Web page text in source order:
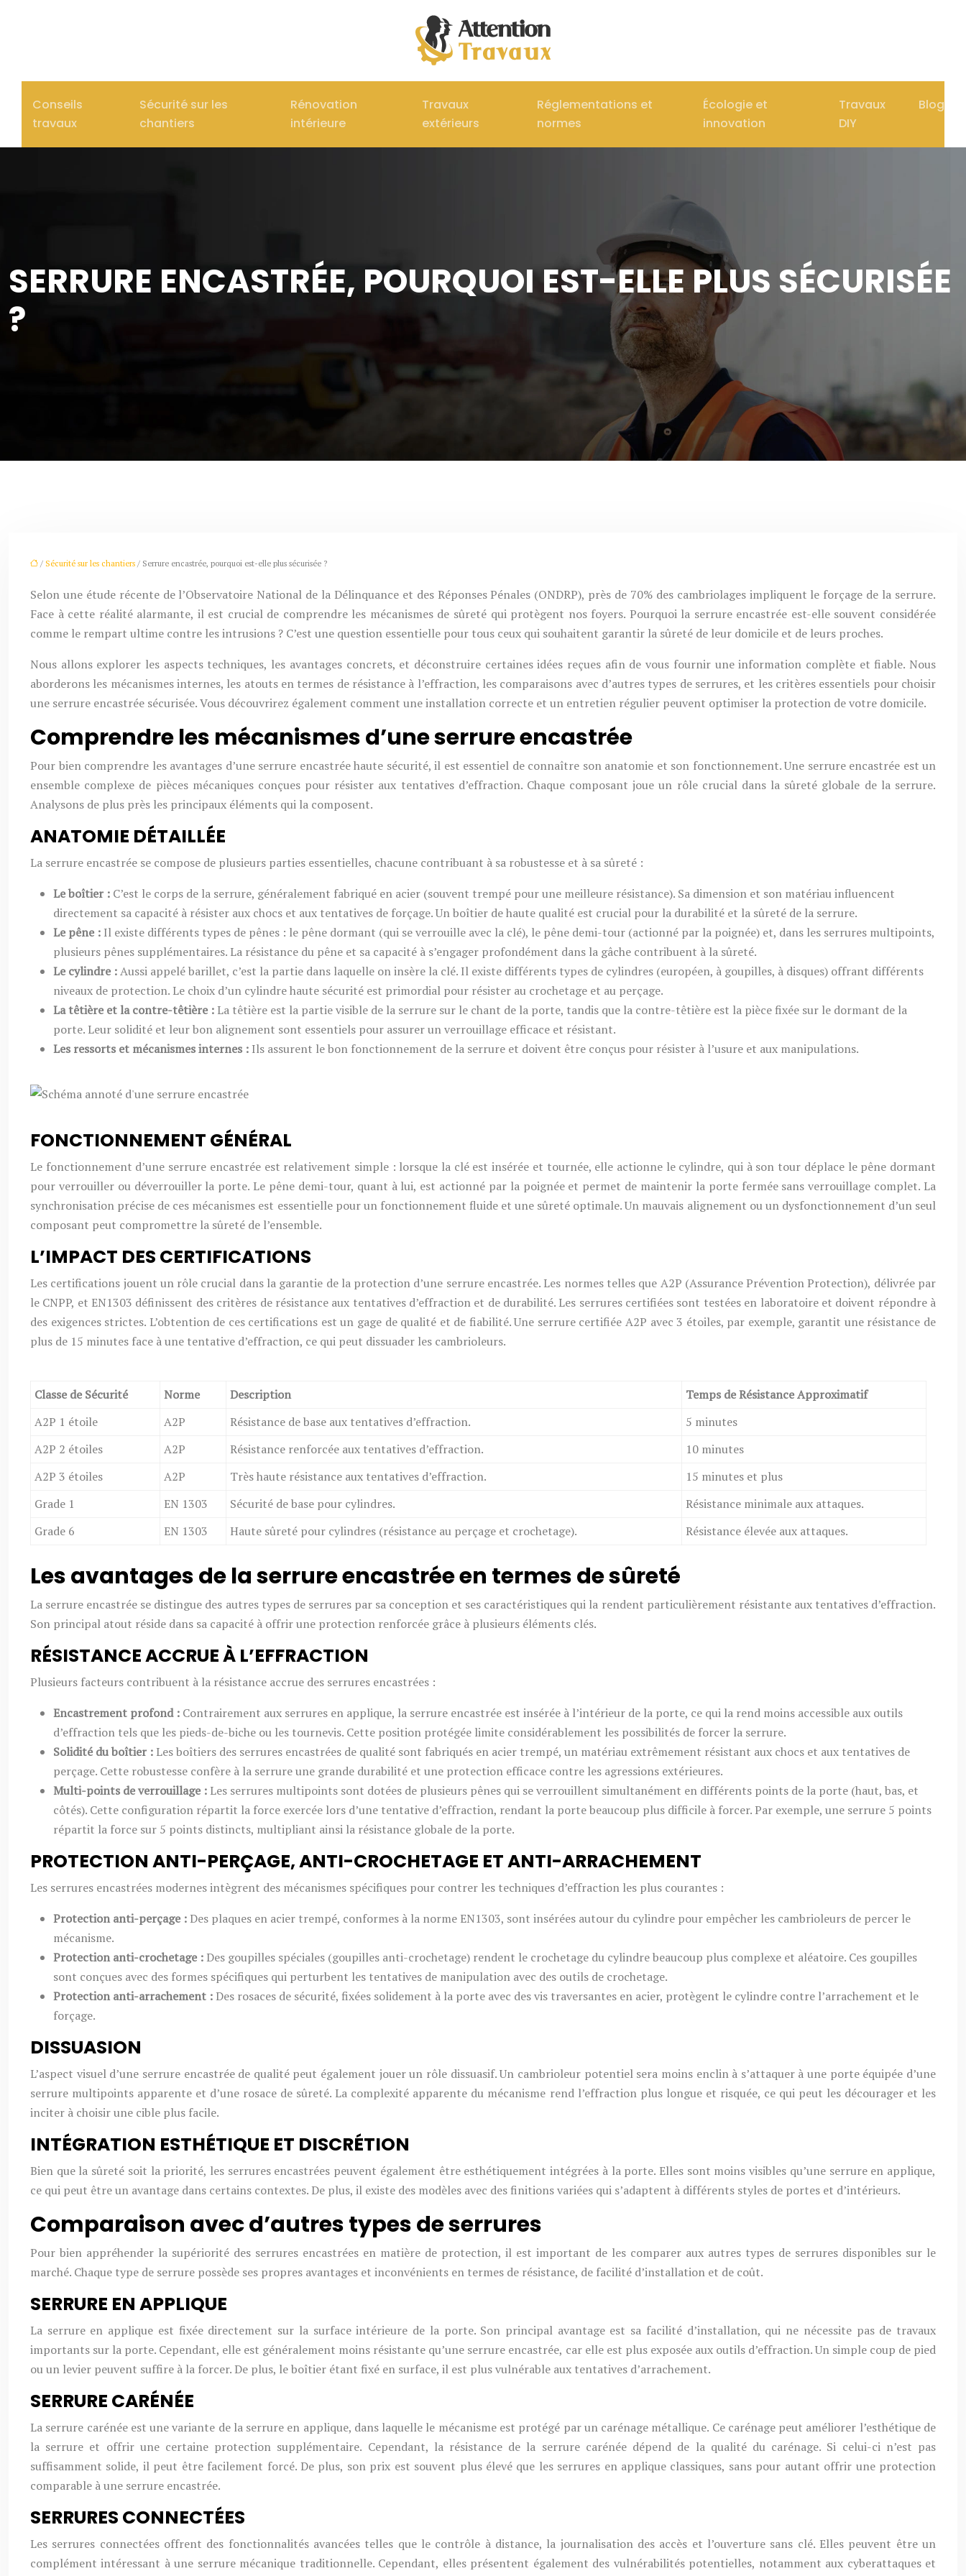
Conseils
travaux
Sécurité sur les
chantiers
Rénovation
intérieure
Travaux
extérieurs
Réglementations et
normes
Écologie et
innovation
Travaux
DIY
Blog
SERRURE ENCASTRÉE, POURQUOI EST-ELLE PLUS SÉCURISÉE
?
/ Sécurité sur les chantiers / Serrure encastrée, pourquoi est-elle plus sécurisée ?
Selon une étude récente de l’Observatoire National de la Délinquance et des Réponses Pénales (ONDRP), près de 70% des cambriolages impliquent le forçage de la serrure.
Face à cette réalité alarmante, il est crucial de comprendre les mécanismes de sûreté qui protègent nos foyers. Pourquoi la serrure encastrée est-elle souvent considérée
comme le rempart ultime contre les intrusions ? C’est une question essentielle pour tous ceux qui souhaitent garantir la sûreté de leur domicile et de leurs proches.
Nous allons explorer les aspects techniques, les avantages concrets, et déconstruire certaines idées reçues afin de vous fournir une information complète et fiable. Nous
aborderons les mécanismes internes, les atouts en termes de résistance à l’effraction, les comparaisons avec d’autres types de serrures, et les critères essentiels pour choisir
une serrure encastrée sécurisée. Vous découvrirez également comment une installation correcte et un entretien régulier peuvent optimiser la protection de votre domicile.
Comprendre les mécanismes d’une serrure encastrée
Pour bien comprendre les avantages d’une serrure encastrée haute sécurité, il est essentiel de connaître son anatomie et son fonctionnement. Une serrure encastrée est un
ensemble complexe de pièces mécaniques conçues pour résister aux tentatives d’effraction. Chaque composant joue un rôle crucial dans la sûreté globale de la serrure.
Analysons de plus près les principaux éléments qui la composent.
ANATOMIE DÉTAILLÉE
La serrure encastrée se compose de plusieurs parties essentielles, chacune contribuant à sa robustesse et à sa sûreté :
Le boîtier : C’est le corps de la serrure, généralement fabriqué en acier (souvent trempé pour une meilleure résistance). Sa dimension et son matériau influencent
directement sa capacité à résister aux chocs et aux tentatives de forçage. Un boîtier de haute qualité est crucial pour la durabilité et la sûreté de la serrure.
Le pêne : Il existe différents types de pênes : le pêne dormant (qui se verrouille avec la clé), le pêne demi-tour (actionné par la poignée) et, dans les serrures multipoints,
plusieurs pênes supplémentaires. La résistance du pêne et sa capacité à s’engager profondément dans la gâche contribuent à la sûreté.
Le cylindre :Aussi appelé barillet, c’est la partie dans laquelle on insère la clé. Il existe différents types de cylindres (européen, à goupilles, à disques) offrant différents
niveaux de protection. Le choix d’un cylindre haute sécurité est primordial pour résister au crochetage et au perçage.
La têtière et la contre-têtière : La têtière est la partie visible de la serrure sur le chant de la porte, tandis que la contre-têtière est la pièce fixée sur le dormant de la
porte. Leur solidité et leur bon alignement sont essentiels pour assurer un verrouillage efficace et résistant.
Les ressorts et mécanismes internes : Ils assurent le bon fonctionnement de la serrure et doivent être conçus pour résister à l’usure et aux manipulations.
FONCTIONNEMENT GÉNÉRAL
Le fonctionnement d’une serrure encastrée est relativement simple : lorsque la clé est insérée et tournée, elle actionne le cylindre, qui à son tour déplace le pêne dormant
pour verrouiller ou déverrouiller la porte. Le pêne demi-tour, quant à lui, est actionné par la poignée et permet de maintenir la porte fermée sans verrouillage complet. La
synchronisation précise de ces mécanismes est essentielle pour un fonctionnement fluide et une sûreté optimale. Un mauvais alignement ou un dysfonctionnement d’un seul
composant peut compromettre la sûreté de l’ensemble.
L’IMPACT DES CERTIFICATIONS
Les certifications jouent un rôle crucial dans la garantie de la protection d’une serrure encastrée. Les normes telles que A2P (Assurance Prévention Protection), délivrée par
le CNPP, et EN1303 définissent des critères de résistance aux tentatives d’effraction et de durabilité. Les serrures certifiées sont testées en laboratoire et doivent répondre à
des exigences strictes. L’obtention de ces certifications est un gage de qualité et de fiabilité. Une serrure certifiée A2P avec 3 étoiles, par exemple, garantit une résistance de
plus de 15 minutes face à une tentative d’effraction, ce qui peut dissuader les cambrioleurs.
Classe de Sécurité Norme Description
Temps de Résistance Approximatif
A2P 1 étoile
A2P Résistance de base aux tentatives d’effraction.
5 minutes
A2P 2 étoiles
A2P Résistance renforcée aux tentatives d’effraction.
10 minutes
A2P 3 étoiles
A2P Très haute résistance aux tentatives d’effraction.
15 minutes et plus
Grade 1
EN 1303 Sécurité de base pour cylindres.
Résistance minimale aux attaques.
Grade 6
EN 1303 Haute sûreté pour cylindres (résistance au perçage et crochetage). Résistance élevée aux attaques.
Les avantages de la serrure encastrée en termes de sûreté
La serrure encastrée se distingue des autres types de serrures par sa conception et ses caractéristiques qui la rendent particulièrement résistante aux tentatives d’effraction.
Son principal atout réside dans sa capacité à offrir une protection renforcée grâce à plusieurs éléments clés.
RÉSISTANCE ACCRUE À L’EFFRACTION
Plusieurs facteurs contribuent à la résistance accrue des serrures encastrées :
Encastrement profond : Contrairement aux serrures en applique, la serrure encastrée est insérée à l’intérieur de la porte, ce qui la rend moins accessible aux outils
d’effraction tels que les pieds-de-biche ou les tournevis. Cette position protégée limite considérablement les possibilités de forcer la serrure.
Solidité du boîtier : Les boîtiers des serrures encastrées de qualité sont fabriqués en acier trempé, un matériau extrêmement résistant aux chocs et aux tentatives de
perçage. Cette robustesse confère à la serrure une grande durabilité et une protection efficace contre les agressions extérieures.
Multi-points de verrouillage : Les serrures multipoints sont dotées de plusieurs pênes qui se verrouillent simultanément en différents points de la porte (haut, bas, et
côtés). Cette configuration répartit la force exercée lors d’une tentative d’effraction, rendant la porte beaucoup plus difficile à forcer. Par exemple, une serrure 5 points
répartit la force sur 5 points distincts, multipliant ainsi la résistance globale de la porte.
PROTECTION ANTI-PERÇAGE, ANTI-CROCHETAGE ET ANTI-ARRACHEMENT
Les serrures encastrées modernes intègrent des mécanismes spécifiques pour contrer les techniques d’effraction les plus courantes :
Protection anti-perçage : Des plaques en acier trempé, conformes à la norme EN1303, sont insérées autour du cylindre pour empêcher les cambrioleurs de percer le
mécanisme.
Protection anti-crochetage : Des goupilles spéciales (goupilles anti-crochetage) rendent le crochetage du cylindre beaucoup plus complexe et aléatoire. Ces goupilles
sont conçues avec des formes spécifiques qui perturbent les tentatives de manipulation avec des outils de crochetage.
Protection anti-arrachement : Des rosaces de sécurité, fixées solidement à la porte avec des vis traversantes en acier, protègent le cylindre contre l’arrachement et le
forçage.
DISSUASION
L’aspect visuel d’une serrure encastrée de qualité peut également jouer un rôle dissuasif. Un cambrioleur potentiel sera moins enclin à s’attaquer à une porte équipée d’une
serrure multipoints apparente et d’une rosace de sûreté. La complexité apparente du mécanisme rend l’effraction plus longue et risquée, ce qui peut les décourager et les
inciter à choisir une cible plus facile.
INTÉGRATION ESTHÉTIQUE ET DISCRÉTION
Bien que la sûreté soit la priorité, les serrures encastrées peuvent également être esthétiquement intégrées à la porte. Elles sont moins visibles qu’une serrure en applique,
ce qui peut être un avantage dans certains contextes. De plus, il existe des modèles avec des finitions variées qui s’adaptent à différents styles de portes et d’intérieurs.
Comparaison avec d’autres types de serrures
Pour bien appréhender la supériorité des serrures encastrées en matière de protection, il est important de les comparer aux autres types de serrures disponibles sur le
marché. Chaque type de serrure possède ses propres avantages et inconvénients en termes de résistance, de facilité d’installation et de coût.
SERRURE EN APPLIQUE
La serrure en applique est fixée directement sur la surface intérieure de la porte. Son principal avantage est sa facilité d’installation, qui ne nécessite pas de travaux
importants sur la porte. Cependant, elle est généralement moins résistante qu’une serrure encastrée, car elle est plus exposée aux outils d’effraction. Un simple coup de pied
ou un levier peuvent suffire à la forcer. De plus, le boîtier étant fixé en surface, il est plus vulnérable aux tentatives d’arrachement.
SERRURE CARÉNÉE
La serrure carénée est une variante de la serrure en applique, dans laquelle le mécanisme est protégé par un carénage métallique. Ce carénage peut améliorer l’esthétique de
la serrure et offrir une certaine protection supplémentaire. Cependant, la résistance de la serrure carénée dépend de la qualité du carénage. Si celui-ci n’est pas
suffisamment solide, il peut être facilement forcé. De plus, son prix est souvent plus élevé que les serrures en applique classiques, sans pour autant offrir une protection
comparable à une serrure encastrée.
SERRURES CONNECTÉES
Les serrures connectées offrent des fonctionnalités avancées telles que le contrôle à distance, la journalisation des accès et l’ouverture sans clé. Elles peuvent être un
complément intéressant à une serrure mécanique traditionnelle. Cependant, elles présentent également des vulnérabilités potentielles, notamment aux cyberattaques et